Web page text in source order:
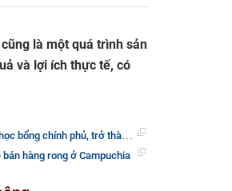
là một quá trình sản
và lợi ích thực tế, có
ngôi sao truyền hình Trung Quốc
hàng rong ở Campuchia